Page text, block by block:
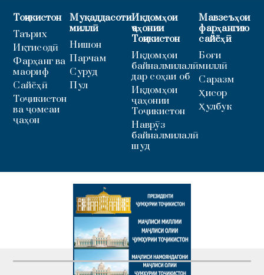
Тоҷикистон
Таърих
Иқтисодӣ
Фарҳанг ва
маориф
Сайёҳӣ
Тоҷикистон
ва ҷомеаи
ҷаҳон
Муқаддасоти
миллӣ
Нишон
Парчам
Суруд
Пул
Иқдомҳои
ҷаҳонии
Тоҷикистон
Иқдомҳои
байналмилалӣ
дар соҳаи об
Иқдомҳои
ҷаҳонии
Тоҷикистон
Наврӯз
байналмилалӣ
шуд
Мавзеъҳои
фарҳангию
сайёҳӣ
Боғи
миллӣ
Саразм
Ҳисор
Ҳулбук